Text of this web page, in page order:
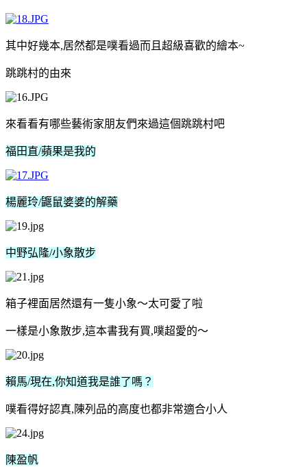
其中好幾本,居然都是噗看過而且超級喜歡的繪本~
跳跳村的由來
來看看有哪些藝術家朋友們來過這個跳跳村吧
福田直/蘋果是我的
楊麗玲/鼴鼠婆婆的解藥
中野弘隆/小象散步
箱子裡面居然還有一隻小象～太可愛了啦
一樣是小象散步,這本書我有買,噗超愛的～
賴馬/現在,你知道我是誰了嗎？
噗看得好認真, 陳列品的高度也都非常適合小人
陳盈帆